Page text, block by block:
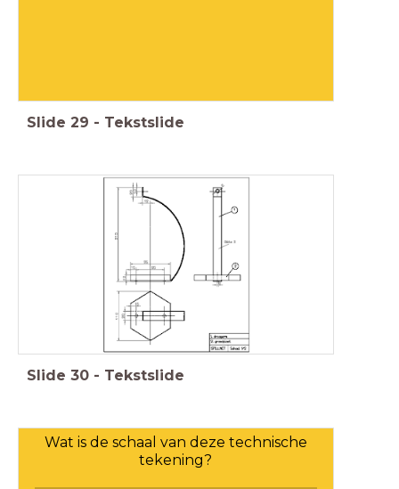
Slide 29 - Tekstslide
Slide 30 - Tekstslide
Wat is de schaal van deze technische
tekening?